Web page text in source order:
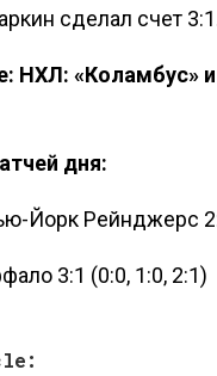
сделал счет
НХЛ: «Коламбус»
дня:
Йорк Рейнджерс
3:1 (0:0, 1:0, 2:1)